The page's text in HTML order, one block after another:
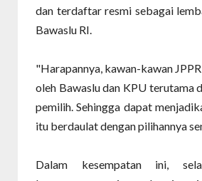
dan terdaftar resmi sebagai
Bawaslu RI.
"Harapannya, kawan-kawan
oleh Bawaslu dan KPU terutama
pemilih. Sehingga dapat
itu berdaulat dengan pilihannya
Dalam kesempatan ini,